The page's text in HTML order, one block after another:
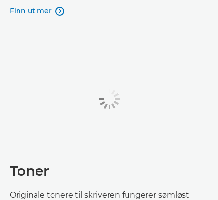
Finn ut mer 
Toner
Originale tonere til skriveren fungerer sømløst